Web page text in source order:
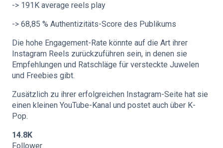
-> 191K average reels play
-> 68,85 % Authentizitäts-Score des Publikums
Die hohe Engagement-Rate könnte auf die Art ihrer
Instagram Reels zurückzuführen sein, in denen sie
Empfehlungen und Ratschläge für versteckte Juwelen
und Freebies gibt.
Zusätzlich zu ihrer erfolgreichen Instagram-Seite hat sie
einen kleinen YouTube-Kanal und postet auch über K-
Pop.
14.8K
Follower